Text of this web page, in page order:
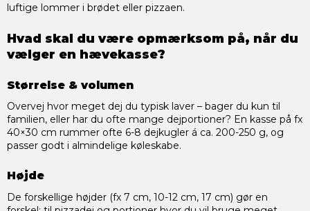
luftige lommer i brødet eller pizzaen.
Hvad skal du være opmærksom på, når du
vælger en hævekasse?
Størrelse & volumen
Overvej hvor meget dej du typisk laver – bager du kun til
familien, eller har du ofte mange dejportioner? En kasse på fx
40×30 cm rummer ofte 6-8 dejkugler á ca. 200-250 g, og
passer godt i almindelige køleskabe.
Højde
De forskellige højder (fx 7 cm, 10-12 cm, 17 cm) gør en